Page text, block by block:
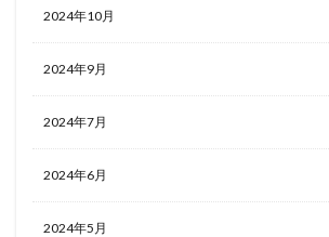
2024年10月
2024年9月
2024年7月
2024年6月
2024年5月